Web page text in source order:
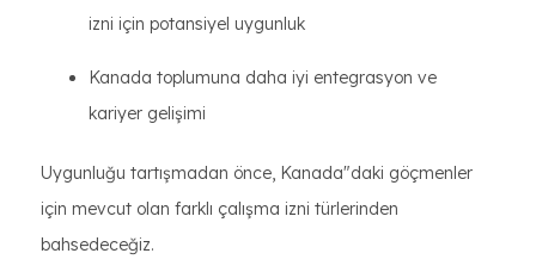
izni için potansiyel uygunluk
Kanada toplumuna daha iyi entegrasyon ve
kariyer gelişimi
Uygunluğu tartışmadan önce, Kanada"daki göçmenler
için mevcut olan farklı çalışma izni türlerinden
bahsedeceğiz.